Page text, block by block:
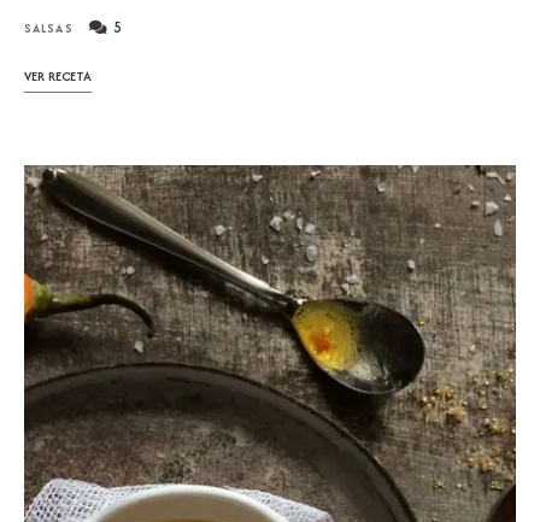
SALSAS 5
VER RECETA